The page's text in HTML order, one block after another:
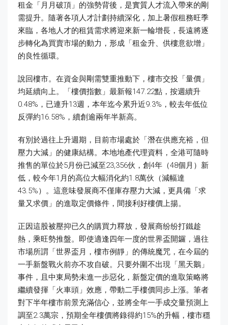
租金「月月破頂」的強勢背後，是實質人才流入帶來的剛
需提升。隨著各項人才計劃持續深化，加上暑假租務旺季
來臨，各地人才的租賃需求將迎來新一輪增長，長遠將逐
步轉化為買賣市場的動力，形成「租金升、供樓意欲增」
的良性循環。
說回樓市。在資金與剛需雙重推動下，樓市交投「量價」
均延續向上。「樓價指數」最新報147.22點，按週續升
0.48%，已連升13週，本年迄今累升近9.3%，較去年低位
反彈約16.58%，續創逾兩年半新高。
有別於過往上升週期，目前市場處於「潛在供應充裕，但
壓力大減」的健康結構。本地地產代理資料，全港可隨時
推售的單位於5月份已減至23,356伙，創4年（48個月）新
低，較今年1月的高位大幅消化約1.8萬伙（減幅達
43.5%）。這意味發展商不僅庫存壓力大減，更具備「求
量又求價」的進取定價條件，間接利好樓價上揚。
正因這股被壓抑已久的購買力釋放，發展商纷纷打鐵趁
熱，乘旺勢推盤。即使適逢四年一度的世界盃開鑼，過往
市場所謂「世界盃月，樓市例靜」的傳統魔咒，在今屆的
一手新盤戰火前亦不攻自破。只要外圍不出現「黑天鵝」
事件，且中東局勢未進一步惡化，新盤定價的進取策略將
繼續發揮「火車頭」效應，帶動二手樓價同步上漲。筆者
對下半年樓市前景充滿信心，並將全年一手成交量預測上
調至2.3萬宗，預期全年樓價將錄得約15%的升幅，樓市穩